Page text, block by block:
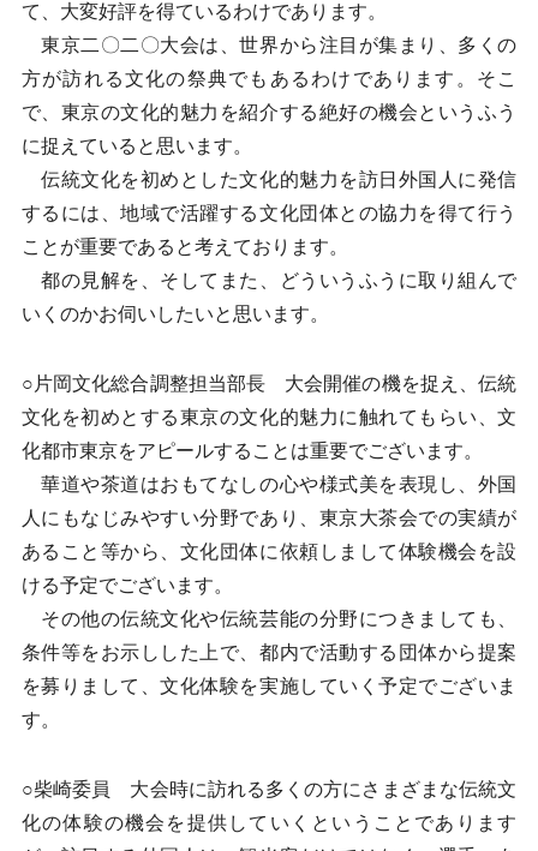
て、大変好評を得ているわけであります。
東京二〇二〇大会は、世界から注目が集まり、多くの
方が訪れる文化の祭典でもあるわけであります。そこ
で、東京の文化的魅力を紹介する絶好の機会というふう
に捉えていると思います。
伝統文化を初めとした文化的魅力を訪日外国人に発信
するには、地域で活躍する文化団体との協力を得て行う
ことが重要であると考えております。
都の見解を、そしてまた、どういうふうに取り組んで
いくのかお伺いしたいと思います。
○片岡文化総合調整担当部長 大会開催の機を捉え、伝統
文化を初めとする東京の文化的魅力に触れてもらい、文
化都市東京をアピールすることは重要でございます。
華道や茶道はおもてなしの心や様式美を表現し、外国
人にもなじみやすい分野であり、東京大茶会での実績が
あること等から、文化団体に依頼しまして体験機会を設
ける予定でございます。
その他の伝統文化や伝統芸能の分野につきましても、
条件等をお示しした上で、都内で活動する団体から提案
を募りまして、文化体験を実施していく予定でございま
す。
○柴崎委員 大会時に訪れる多くの方にさまざまな伝統文
化の体験の機会を提供していくということであります